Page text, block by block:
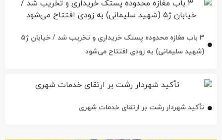
۳ باب مغازه محدوده پستک خریداری و تخریب شد / خیابان ژ۵
(شهید سلیمانی) به زودی افتتاح می‌شود
تأکید شهردار رشت بر ارتقای خدمات شهری